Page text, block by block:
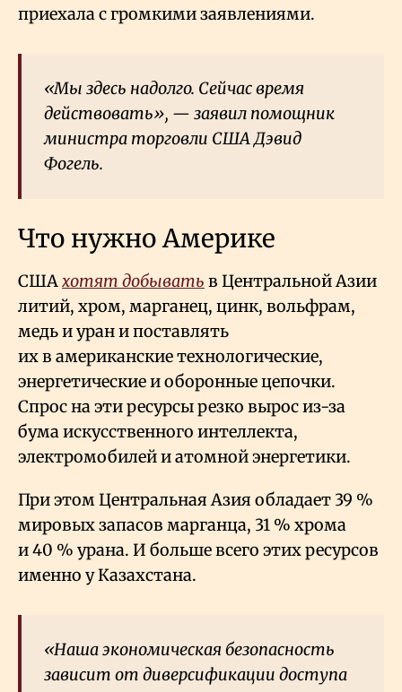
приехала с громкими заявлениями.
«Мы здесь надолго. Сейчас время
действовать», — заявил помощник
министра торговли США Дэвид
Фогель.
Что нужно Америке
СШАхотят добывать в Центральной Азии
литий, хром, марганец, цинк, вольфрам,
медь и уран и поставлять
их в американские технологические,
энергетические и оборонные цепочки.
Спрос на эти ресурсы резко вырос из-за
бума искусственного интеллекта,
электромобилей и атомной энергетики.
При этом Центральная Азия обладает 39 %
мировых запасов марганца, 31 % хрома
и 40 % урана. И больше всего этих ресурсов
именно у Казахстана.
«Наша экономическая безопасность
зависит от диверсификации доступа